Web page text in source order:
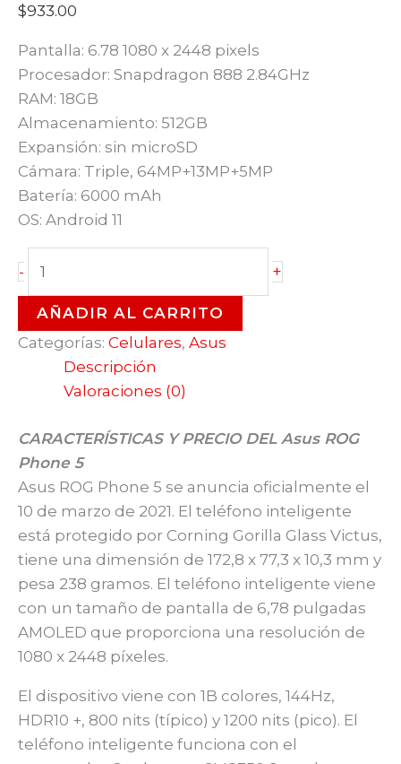
$933.00
Pantalla: 6.78 1080 x 2448 pixels
Procesador: Snapdragon 888 2.84GHz
RAM: 18GB
Almacenamiento: 512GB
Expansión: sin microSD
Cámara: Triple, 64MP+13MP+5MP
Batería: 6000 mAh
OS: Android 11
-
ROG
Phone
5
cantidad
+
AÑADIR AL CARRITO
Categorías: Celulares, Asus
Descripción
Valoraciones (0)
CARACTERÍSTICAS Y PRECIO DEL Asus ROG
Phone 5
Asus ROG Phone 5 se anuncia oficialmente el
10 de marzo de 2021. El teléfono inteligente
está protegido por Corning Gorilla Glass Victus,
tiene una dimensión de 172,8 x 77,3 x 10,3 mm y
pesa 238 gramos. El teléfono inteligente viene
con un tamaño de pantalla de 6,78 pulgadas
AMOLED que proporciona una resolución de
1080 x 2448 píxeles.
El dispositivo viene con 1B colores, 144Hz,
HDR10 +, 800 nits (típico) y 1200 nits (pico). El
teléfono inteligente funciona con el